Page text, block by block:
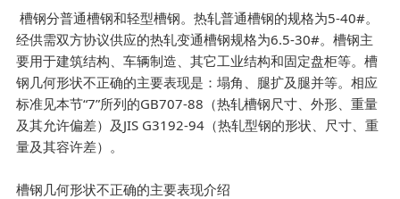
槽钢分普通槽钢和轻型槽钢。热轧普通槽钢的规格为5-40#。
经供需双方协议供应的热轧变通槽钢规格为6.5-30#。槽钢主
要用于建筑结构、车辆制造、其它工业结构和固定盘柜等。槽
钢几何形状不正确的主要表现是：塌角、腿扩及腿并等。相应
标准见本节“7”所列的GB707-88（热轧槽钢尺寸、外形、重量
及其允许偏差）及JIS G3192-94（热轧型钢的形状、尺寸、重
量及其容许差）。
槽钢几何形状不正确的主要表现介绍